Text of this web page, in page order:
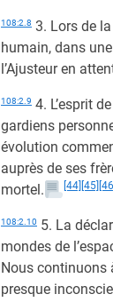
108:2.8 3. Lors de
humain, dans
l’Ajusteur en
108:2.9 4. L’esprit
gardiens
évolution
auprès de ses
mortel.
[44] [45] [46]
108:2.10 5. La
mondes de
Nous continuons
presque